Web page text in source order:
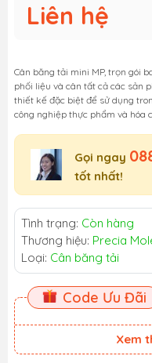
Liên hệ
Cân băng tải mini MP, trọn gói
phối liệu và cân tất cả các sản
thiết kế đặc biệt để sử dụng
công nghiệp thực phẩm và hóa
Gọi ngay
tốt nhất!
Tình trạng: Còn hàng
Thương hiệu: Precia
Loại: Cân băng tải
Code Ưu Đãi
Xem